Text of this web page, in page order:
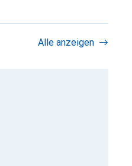
Alle anzeigen